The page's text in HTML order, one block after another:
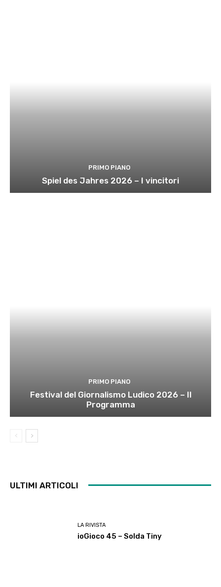
PRIMO PIANO
Spiel des Jahres 2026 – I vincitori
PRIMO PIANO
Festival del Giornalismo Ludico 2026 – Il
Programma
ULTIMI ARTICOLI
LA RIVISTA
ioGioco 45 – Solda Tiny